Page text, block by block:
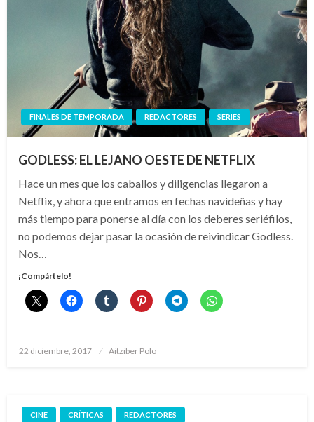
FINALES DE TEMPORADA REDACTORES SERIES
GODLESS: EL LEJANO OESTE DE NETFLIX
Hace un mes que los caballos y diligencias llegaron a
Netflix, y ahora que entramos en fechas navideñas y hay
más tiempo para ponerse al día con los deberes seriéfilos,
no podemos dejar pasar la ocasión de reivindicar Godless.
Nos…
¡Compártelo!
Publicado
22 diciembre, 2017 Aitziber Polo
CINE CRÍTICAS REDACTORES